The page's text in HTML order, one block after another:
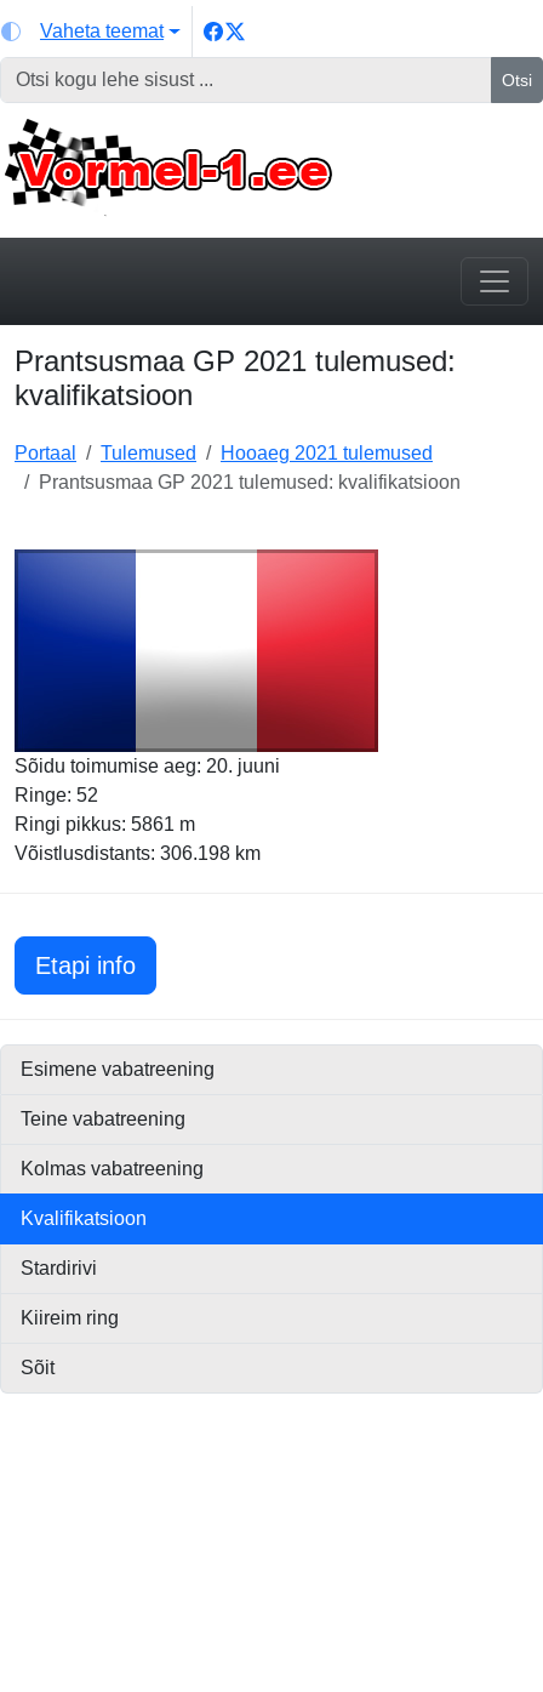
Vaheta teemat
Otsi
Prantsusmaa GP 2021 tulemused:
kvalifikatsioon
Portaal Tulemused
Hooaeg 2021 tulemused
Prantsusmaa GP 2021 tulemused: kvalifikatsioon
Sõidu toimumise aeg: 20. juuni
Ringe: 52
Ringi pikkus: 5861 m
Võistlusdistants: 306.198 km
Etapi infoPrantsusmaa GP 2021
Esimene vabatreening
Teine vabatreening
Kolmas vabatreening
Kvalifikatsioon
Stardirivi
Kiireim ring
Sõit